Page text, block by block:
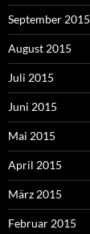
September 2015
August 2015
Juli 2015
Juni 2015
Mai 2015
April 2015
März 2015
Februar 2015